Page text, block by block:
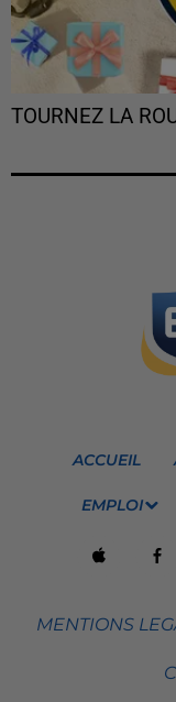
TOURNEZ LA
ACCUEIL
EMPLOI
MENTIONS